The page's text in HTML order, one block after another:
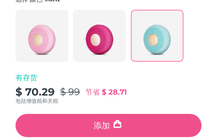
Reviews.
Same
page
有存货
$ 70.29 $ 99 节省$ 28.71
包括增值税和关税
添加
预计送达日期8/12/26
斯洛文尼亚 预计送达日期
预计送达日期
韩国
西班牙
瑞典 8/12/26